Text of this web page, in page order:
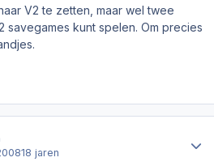
V2 te zetten, maar wel twee
savegames kunt spelen. Om precies
18 jaren